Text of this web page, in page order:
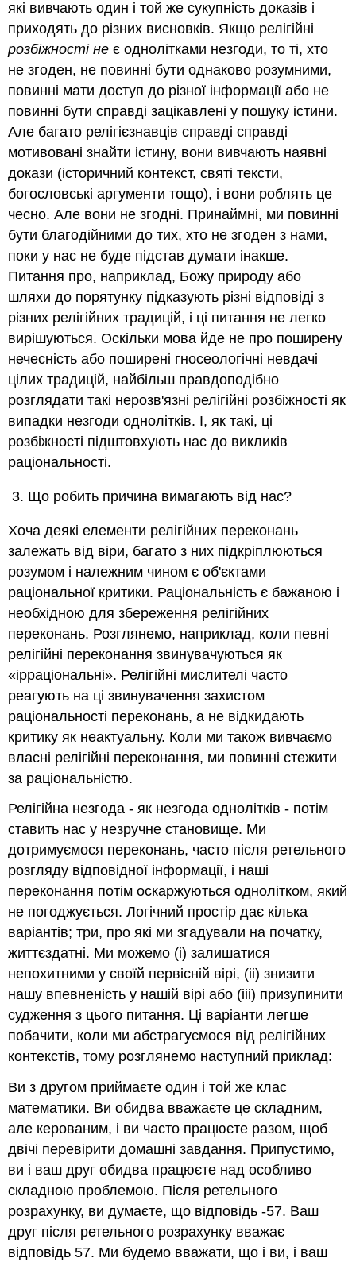
які вивчають один і той же сукупність доказів і
приходять до різних висновків. Якщо релігійні
розбіжності не є однолітками незгоди, то ті, хто
не згоден, не повинні бути однаково розумними,
повинні мати доступ до різної інформації або не
повинні бути справді зацікавлені у пошуку істини.
Але багато релігієзнавців справді справді
мотивовані знайти істину, вони вивчають наявні
докази (історичний контекст, святі тексти,
богословські аргументи тощо), і вони роблять це
чесно. Але вони не згодні. Принаймні, ми повинні
бути благодійними до тих, хто не згоден з нами,
поки у нас не буде підстав думати інакше.
Питання про, наприклад, Божу природу або
шляхи до порятунку підказують різні відповіді з
різних релігійних традицій, і ці питання не легко
вирішуються. Оскільки мова йде не про поширену
нечесність або поширені гносеологічні невдачі
цілих традицій, найбільш правдоподібно
розглядати такі нерозв'язні релігійні розбіжності як
випадки незгоди однолітків. І, як такі, ці
розбіжності підштовхують нас до викликів
раціональності.
Що робить причина вимагають від нас?
Хоча деякі елементи релігійних переконань
залежать від віри, багато з них підкріплюються
розумом і належним чином є об'єктами
раціональної критики. Раціональність є бажаною і
необхідною для збереження релігійних
переконань. Розглянемо, наприклад, коли певні
релігійні переконання звинувачуються як
«ірраціональні». Релігійні мислителі часто
реагують на ці звинувачення захистом
раціональності переконань, а не відкидають
критику як неактуальну. Коли ми також вивчаємо
власні релігійні переконання, ми повинні стежити
за раціональністю.
Релігійна незгода - як незгода однолітків - потім
ставить нас у незручне становище. Ми
дотримуємося переконань, часто після ретельного
розгляду відповідної інформації, і наші
переконання потім оскаржуються однолітком, який
не погоджується. Логічний простір дає кілька
варіантів; три, про які ми згадували на початку,
життєздатні. Ми можемо (i) залишатися
непохитними у своїй первісній вірі, (ii) знизити
нашу впевненість у нашій вірі або (iii) призупинити
судження з цього питання. Ці варіанти легше
побачити, коли ми абстрагуємося від релігійних
контекстів, тому розглянемо наступний приклад:
Ви з другом приймаєте один і той же клас
математики. Ви обидва вважаєте це складним,
але керованим, і ви часто працюєте разом, щоб
двічі перевірити домашні завдання. Припустимо,
ви і ваш друг обидва працюєте над особливо
складною проблемою. Після ретельного
розрахунку, ви думаєте, що відповідь -57. Ваш
друг після ретельного розрахунку вважає
відповідь 57. Ми будемо вважати, що і ви, і ваш